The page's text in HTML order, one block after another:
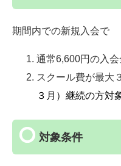
期間内での新規入会で
通常6,600円の入
スクール費が最大
３月）継続の方対
対象条件